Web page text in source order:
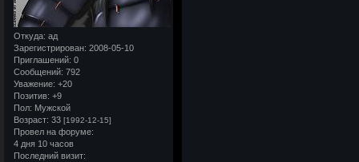
Откуда: ад
Зарегистрирован: 2008-05-10
Приглашений: 0
Сообщений: 792
Уважение: +20
Позитив: +9
Пол: Мужской
Возраст: 33 [1992-12-15]
Провел на форуме:
4 дня 10 часов
Последний визит: